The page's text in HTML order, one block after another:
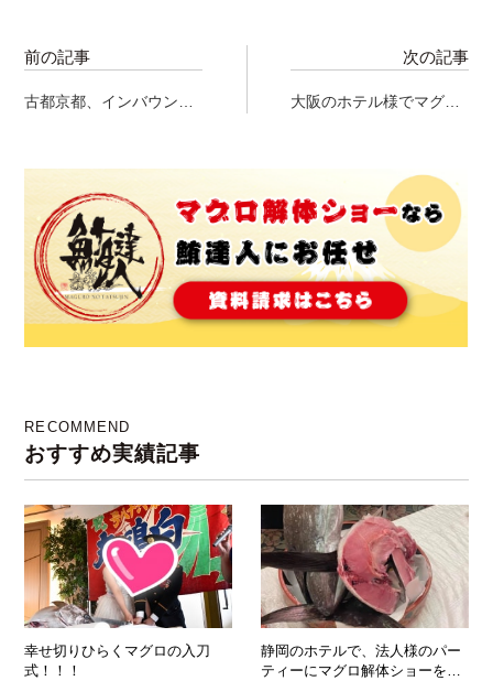
前の記事
古都京都、インバウンド
施して参りました！
次の記事
大阪のホテル様でマグロ
RECOMMEND
おすすめ実績記事
幸せ切りひらくマグロの入刀
式！！！
静岡のホテルで、法人様のパー
ティーにマグロ解体ショーを実